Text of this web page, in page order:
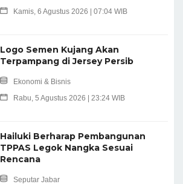
Kamis, 6 Agustus 2026 | 07:04 WIB
Logo Semen Kujang Akan
Terpampang di Jersey Persib
Ekonomi & Bisnis
Rabu, 5 Agustus 2026 | 23:24 WIB
Hailuki Berharap Pembangunan
TPPAS Legok Nangka Sesuai
Rencana
Seputar Jabar